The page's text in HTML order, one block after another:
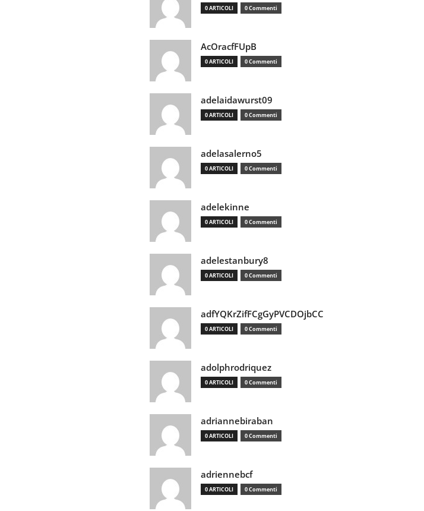
0 ARTICOLI 0 Commenti
AcOracfFUpB
0 ARTICOLI 0 Commenti
adelaidawurst09
0 ARTICOLI 0 Commenti
adelasalerno5
0 ARTICOLI 0 Commenti
adelekinne
0 ARTICOLI 0 Commenti
adelestanbury8
0 ARTICOLI 0 Commenti
adfYQKrZifFCgGyPVCDOjbCC
0 ARTICOLI 0 Commenti
adolphrodriquez
0 ARTICOLI 0 Commenti
adriannebiraban
0 ARTICOLI 0 Commenti
adriennebcf
0 ARTICOLI 0 Commenti